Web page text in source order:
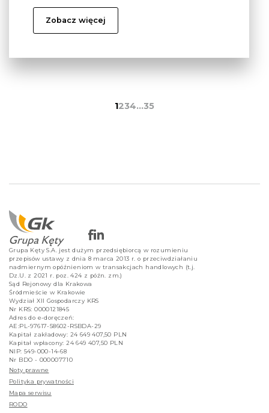
Zobacz więcej
1234…35
Grupa Kęty S.A. jest dużym przedsiębiorcą w rozumieniu
przepisów ustawy z dnia 8 marca 2013 r. o przeciwdziałaniu
nadmiernym opóźnieniom w transakcjach handlowych (t.j.
Dz.U. z 2021 r. poz. 424 z późn. zm.)
Sąd Rejonowy dla Krakowa
Śródmieście w Krakowie
Wydział XII Gospodarczy KRS
Nr KRS: 0000121845
Adres do e-doręczeń:
AE:PL-97617-58602-RSBDA-29
Kapitał zakładowy: 24 649 407,50 PLN
Kapitał wpłacony: 24 649 407,50 PLN
NIP: 549-000-14-68
Nr BDO - 000007710
Noty prawne
Polityka prywatności
Mapa serwisu
RODO